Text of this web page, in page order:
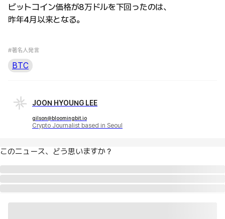
ビットコイン価格が8万ドルを下回ったのは、
昨年4月以来となる。
#著名人発言
BTC
JOON HYOUNG LEE
gilson@bloomingbit.io
Crypto Journalist based in Seoul
このニュース、どう思いますか？